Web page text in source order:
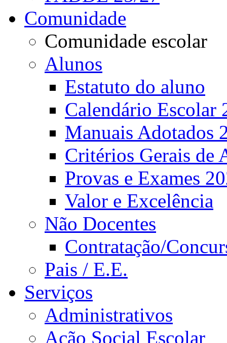
Comunidade
Comunidade escolar
Alunos
Estatuto do aluno
Calendário Escolar
Manuais Adotados
Critérios Gerais de
Provas e Exames
Valor e Excelência
Não Docentes
Contratação/
Pais / E.E.
Serviços
Administrativos
Ação Social Escolar